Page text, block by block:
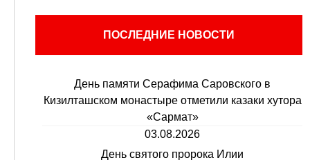
ПОСЛЕДНИЕ НОВОСТИ
День памяти Серафима Саровского в
Кизилташском монастыре отметили казаки хутора
«Сармат»
03.08.2026
День святого пророка Илии